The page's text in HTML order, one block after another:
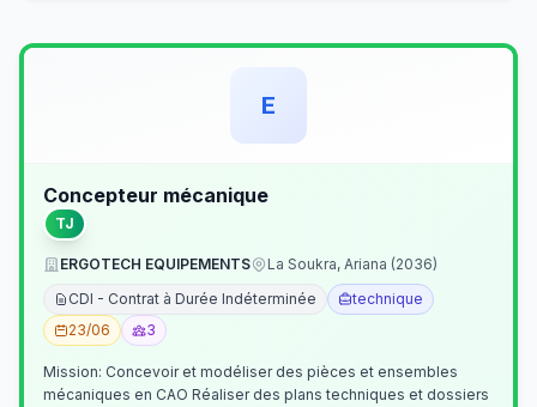
E
Concepteur mécanique
TJ
ERGOTECH EQUIPEMENTS
La Soukra, Ariana (2036)
CDI - Contrat à Durée Indéterminée
technique
23/06
3
Mission: Concevoir et modéliser des pièces et ensembles
mécaniques en CAO Réaliser des plans techniques et dossiers